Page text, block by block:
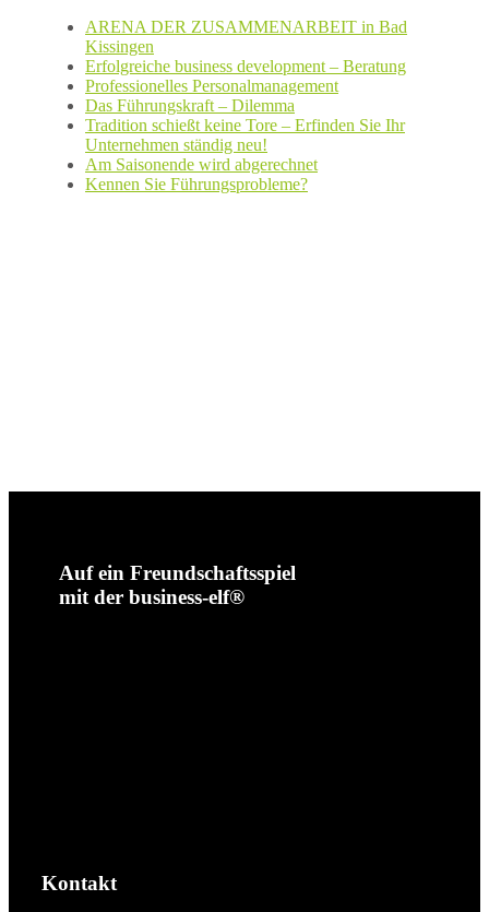
ARENA DER ZUSAMMENARBEIT in Bad
Kissingen
Erfolgreiche business development – Beratung
Professionelles Personalmanagement
Das Führungskraft – Dilemma
Tradition schießt keine Tore – Erfinden Sie Ihr
Unternehmen ständig neu!
Am Saisonende wird abgerechnet
Kennen Sie Führungsprobleme?
Auf ein Freundschaftsspiel
mit der business-elf®
Kontakt